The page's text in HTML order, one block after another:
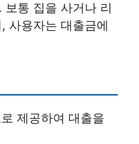
통 집을 사거나 리
사용자는 대출금에
제공하여 대출을